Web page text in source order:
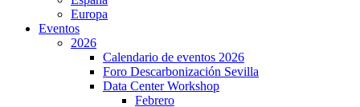
Europa
Eventos
2026
Calendario de eventos 2026
Foro Descarbonización Sevilla
Data Center Workshop
Febrero